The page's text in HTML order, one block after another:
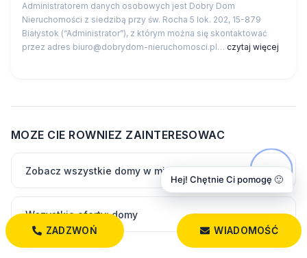
Administratorem danych osobowych jest Dobry Dom
Nieruchomości z siedzibą przy św. Rocha 5 lok. 202, 15-879
Białystok (“Administrator”), z którym można się skontaktować
przez adres biuro@dobrydom-nieruchomosci.pl… czytaj więcej
MOZE CIE ROWNIEZ ZAINTERESOWAC
Zobacz wszystkie domy w miejscowości Krynice
Wszystkie oferty: domy
ZADZWOŃ
WIADOMOŚĆ
Hej! Chętnie Ci pomogę 🙂